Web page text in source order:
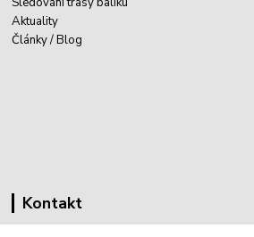
Aktuality
Články / Blog
Kontakt